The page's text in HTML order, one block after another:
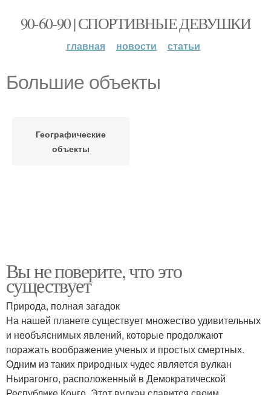
90-60-90 | СПОРТИВНЫЕ ДЕВУШКИ
главная новости статьи
Большие объекты
Географические
объекты
Вы не поверите, что это
существует
Природа, полная загадок
На нашей планете существует множество удивительных
и необъяснимых явлений, которые продолжают
поражать воображение ученых и простых смертных.
Одним из таких природных чудес является вулкан
Ньирагонго, расположенный в Демократической